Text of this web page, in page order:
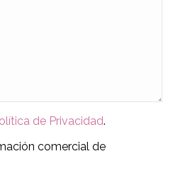
de Privacidad.
comercial de